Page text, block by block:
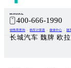
400-666-1990
销售商查询 购车计算器 媒体中心 随
长城汽车 魏牌 欧